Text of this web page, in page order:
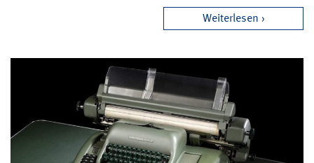
Weiterlesen